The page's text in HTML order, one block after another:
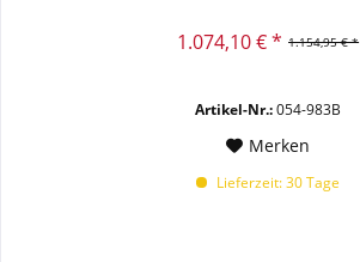
1.154,95 € *
1.074,10 € *
Artikel-Nr.:054-983B
Merken
Lieferzeit: 30 Tage